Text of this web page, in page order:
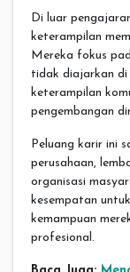
Di luar
keterampilan
Mereka fokus
tidak diajarkan di
keterampilan
pengembangan
Peluang karir ini
perusahaan,
organisasi
kesempatan
kemampuan
profesional.